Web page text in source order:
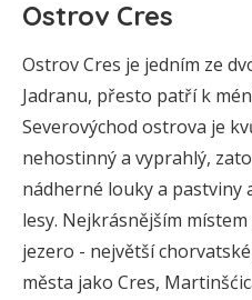
Ostrov Cres
Ostrov Cres je jedním ze
Jadranu, přesto patří k
Severovýchod ostrova je
nehostinný a vyprahlý,
nádherné louky a pastviny
lesy. Nejkrásnějším
jezero - největší
města jako Cres,